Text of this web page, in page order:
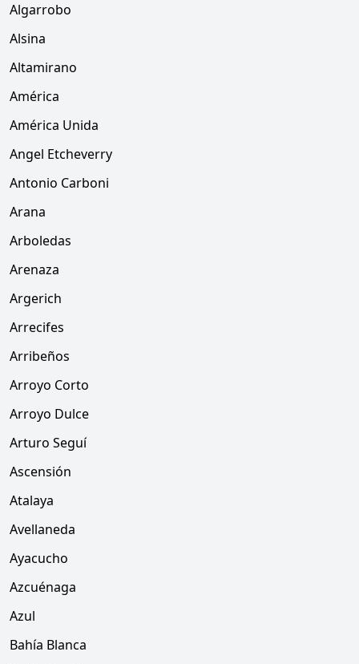
Algarrobo
Alsina
Altamirano
América
América Unida
Angel Etcheverry
Antonio Carboni
Arana
Arboledas
Arenaza
Argerich
Arrecifes
Arribeños
Arroyo Corto
Arroyo Dulce
Arturo Seguí
Ascensión
Atalaya
Avellaneda
Ayacucho
Azcuénaga
Azul
Bahía Blanca